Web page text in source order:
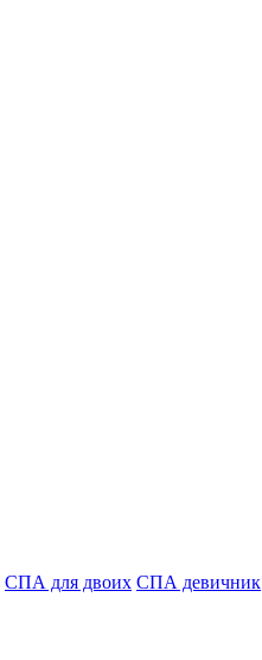
СПА для двоих СПА девичник